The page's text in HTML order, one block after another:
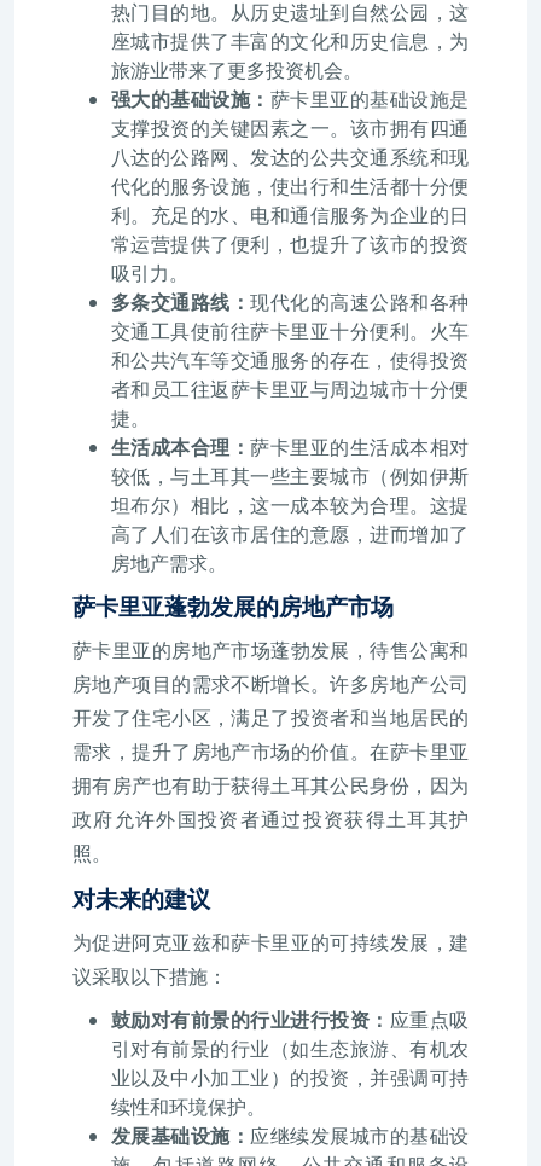
热门目的地。从历史遗址到自然公园，这
座城市提供了丰富的文化和历史信息，为
旅游业带来了更多投资机会。
强大的基础设施： 萨卡里亚的基础设施是
支撑投资的关键因素之一。该市拥有四通
八达的公路网、发达的公共交通系统和现
代化的服务设施，使出行和生活都十分便
利。充足的水、电和通信服务为企业的日
常运营提供了便利，也提升了该市的投资
吸引力。
多条交通路线：现代化的高速公路和各种
交通工具使前往萨卡里亚十分便利。火车
和公共汽车等交通服务的存在，使得投资
者和员工往返萨卡里亚与周边城市十分便
捷。
生活成本合理：萨卡里亚的生活成本相对
较低，与土耳其一些主要城市（例如伊斯
坦布尔）相比，这一成本较为合理。这提
高了人们在该市居住的意愿，进而增加了
房地产需求。
萨卡里亚蓬勃发展的房地产市场
萨卡里亚的房地产市场蓬勃发展，待售公寓和
房地产项目的需求不断增长。许多房地产公司
开发了住宅小区，满足了投资者和当地居民的
需求，提升了房地产市场的价值。在萨卡里亚
拥有房产也有助于获得土耳其公民身份，因为
政府允许外国投资者通过投资获得土耳其护
照。
对未来的建议
为促进阿克亚兹和萨卡里亚的可持续发展，建
议采取以下措施：
鼓励对有前景的行业进行投资： 应重点吸
引对有前景的行业（如生态旅游、有机农
业以及中小加工业）的投资，并强调可持
续性和环境保护。
发展基础设施： 应继续发展城市的基础设